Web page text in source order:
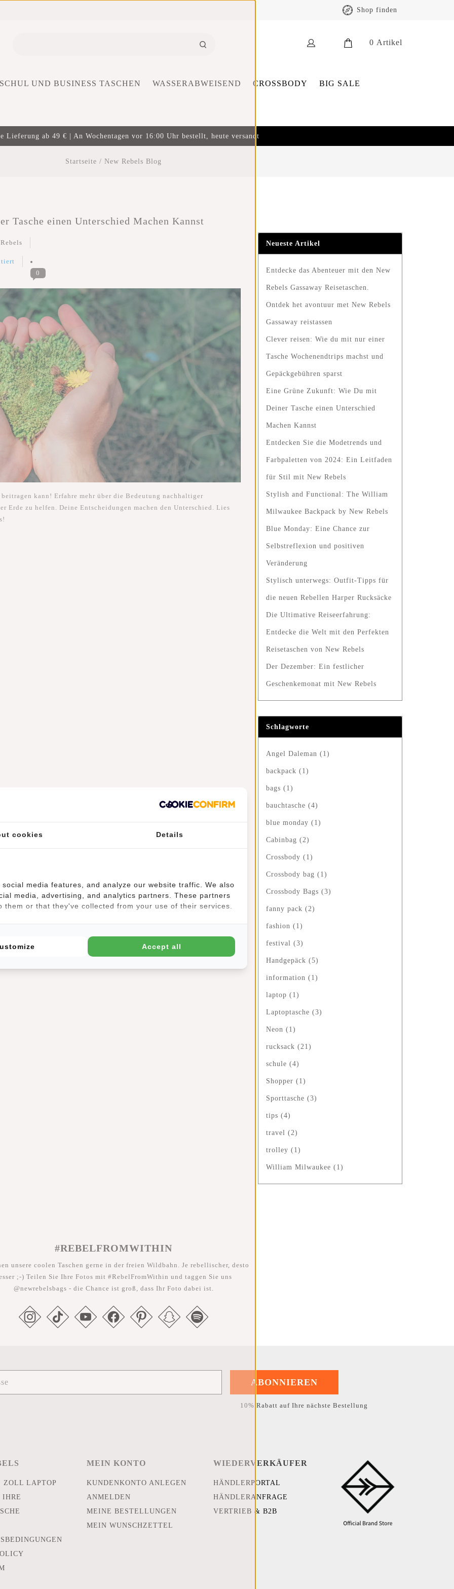
Shop finden
0 Artikel
SCHUL UND BUSINESS TASCHEN WASSERABWEISEND CROSSBODY BIG SALE
Lieferung ab 49 € | An Wochentagen vor 16:00 Uhr bestellt, heute versandt
Startseite / New Rebels Blog
Tasche einen Unterschied Machen Kannst
0
kann! Erfahre mehr über die Bedeutung nachhaltiger
zu helfen. Deine Entscheidungen machen den Unterschied. Lies
Neueste Artikel
Entdecke das Abenteuer mit den New
Rebels Gassaway Reisetaschen.
Ontdek het avontuur met New Rebels
Gassaway reistassen
Clever reisen: Wie du mit nur einer
Tasche Wochenendtrips machst und
Gepäckgebühren sparst
Eine Grüne Zukunft: Wie Du mit
Deiner Tasche einen Unterschied
Machen Kannst
Entdecken Sie die Modetrends und
Farbpaletten von 2024: Ein Leitfaden
für Stil mit New Rebels
Stylish and Functional: The William
Milwaukee Backpack by New Rebels
Blue Monday: Eine Chance zur
Selbstreflexion und positiven
Veränderung
Stylisch unterwegs: Outfit-Tipps für
die neuen Rebellen Harper Rucksäcke
Die Ultimative Reiseerfahrung:
Entdecke die Welt mit den Perfekten
Reisetaschen von New Rebels
Der Dezember: Ein festlicher
Geschenkemonat mit New Rebels
Schlagworte
Angel Daleman (1)
backpack (1)
bags (1)
bauchtasche (4)
blue monday (1)
Cabinbag (2)
Crossbody (1)
Crossbody bag (1)
Crossbody Bags (3)
fanny pack (2)
fashion (1)
festival (3)
Handgepäck (5)
information (1)
laptop (1)
Laptoptasche (3)
Neon (1)
rucksack (21)
schule (4)
Shopper (1)
Sporttasche (3)
tips (4)
travel (2)
trolley (1)
William Milwaukee (1)
#REBELFROMWITHIN
unsere coolen Taschen gerne in der freien Wildbahn. Je rebellischer, desto
;-) Teilen Sie Ihre Fotos mit #RebelFromWithin und taggen Sie uns
@newrebelsbags - die Chance ist groß, dass Ihr Foto dabei ist.
ABONNIEREN
10% Rabatt auf Ihre nächste Bestellung
LAPTOP
IHRE
MEIN KONTO
KUNDENKONTO ANLEGEN
ANMELDEN
MEINE BESTELLUNGEN
MEIN WUNSCHZETTEL
WIEDERVERKÄUFER
HÄNDLERPORTAL
HÄNDLERANFRAGE
VERTRIEB & B2B
cookies Details
media features, and analyze our website traffic. We also
media, advertising, and analytics partners. These partners
or that they've collected from your use of their services.
Accept all